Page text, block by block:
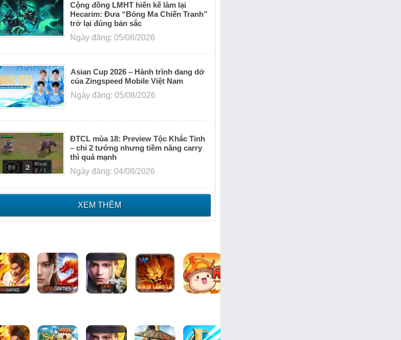
Cộng đồng LMHT hiến kế làm lại
Hecarim: Đưa “Bóng Ma Chiến Tranh”
trở lại đúng bản sắc
Ngày đăng: 05/08/2026
Asian Cup 2026 – Hành trình dang dở
của Zingspeed Mobile Việt Nam
Ngày đăng: 05/08/2026
ĐTCL mùa 18: Preview Tộc Khắc Tinh
– chỉ 2 tướng nhưng tiềm năng carry
thì quá mạnh
Ngày đăng: 04/08/2026
XEM THÊM